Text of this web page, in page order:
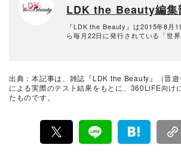
LDK the Beauty編集
『LDK the Beauty』は2015年8月
ら毎月22日に発行されている「世
ディアで情報を発信中。姉妹誌で
『LDK』と同様、メーカーに忖度
出典：本記事は、雑誌『LDK the Beauty』（晋
による実際のテスト結果をもとに、360LiFE向け
たものです。